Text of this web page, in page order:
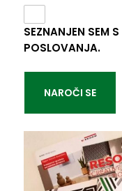
(REQUIRED)
SEZNANJEN SEM
POSLOVANJA.